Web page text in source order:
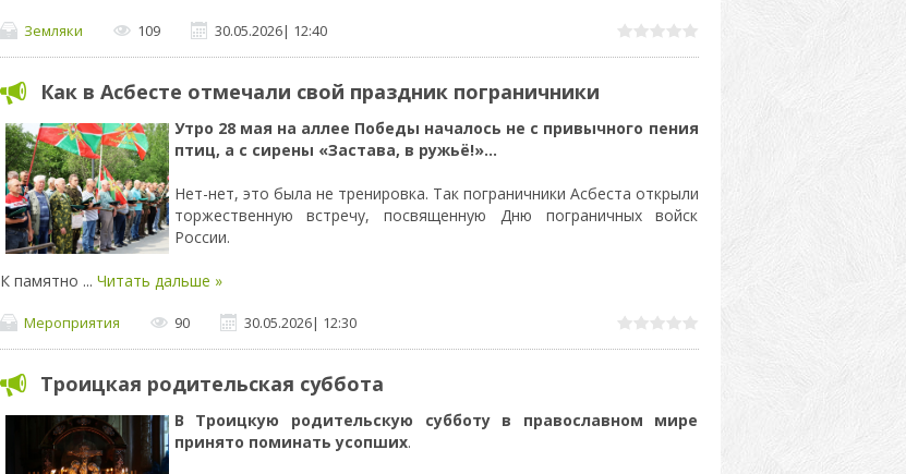
Земляки 109 30.05.2026| 12:40
Как в Асбесте отмечали свой праздник пограничники
Утро 28 мая на аллее Победы началось не с привычного пения
птиц, а с сирены «Застава, в ружьё!»...
Нет-нет, это была не тренировка. Так пограничники Асбеста открыли
торжественную встречу, посвященную Дню пограничных войск
России.
К памятно ... Читать дальше »
Мероприятия 90 30.05.2026| 12:30
Троицкая родительская суббота
В Троицкую родительскую субботу в православном мире
принято поминать усопших.